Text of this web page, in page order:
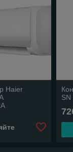
Haier
SN